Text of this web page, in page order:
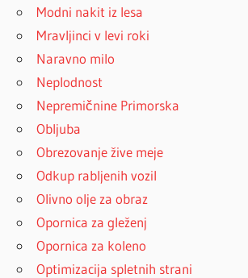
Modni nakit iz lesa
Mravljinci v levi roki
Naravno milo
Neplodnost
Nepremičnine Primorska
Obljuba
Obrezovanje žive meje
Odkup rabljenih vozil
Olivno olje za obraz
Opornica za gleženj
Opornica za koleno
Optimizacija spletnih strani